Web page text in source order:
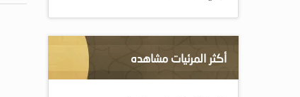
أكثر المرئيات مشاهده